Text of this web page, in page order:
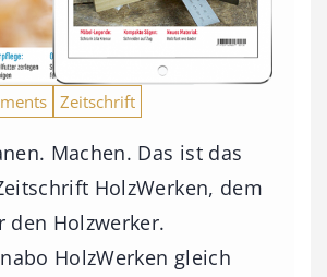
Zeitschrift
Machen. Das ist das
HolzWerken, dem
den Holzwerker.
HolzWerken gleich